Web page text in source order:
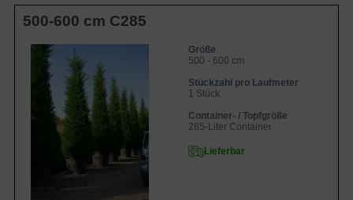
500-600 cm C285
Größe
500 - 600 cm
Stückzahl pro Laufmeter
1 Stück
Container- / Topfgröße
285-Liter Container
Lieferbar